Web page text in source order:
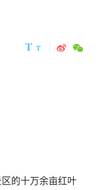
的十万余亩红叶